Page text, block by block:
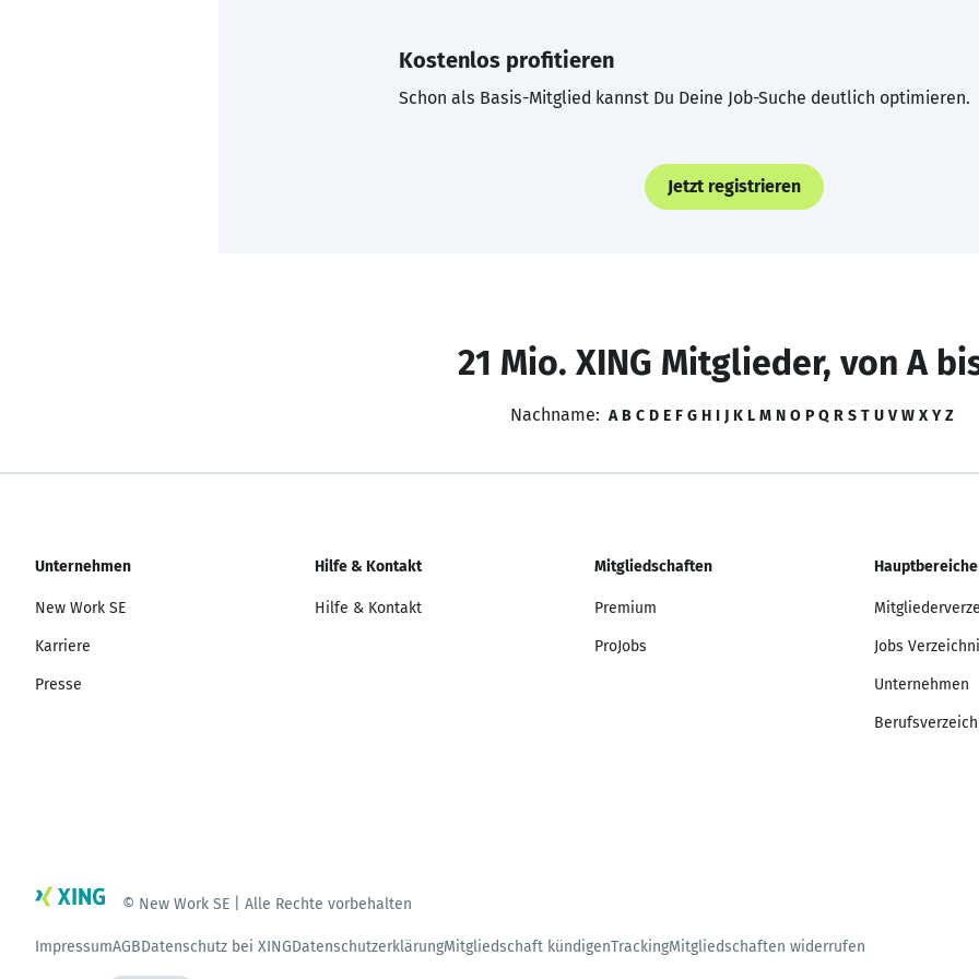
Kostenlos profitieren
Schon als Basis-Mitglied kannst Du Deine Job-Suche deutlich optimieren.
Jetzt registrieren
21 Mio. XING Mitglieder, von A
Nachname: A B C D E F G H I J K L M N O P Q R S T U V W X Y Z
Unternehmen
New Work SE
Karriere
Presse
Hilfe & Kontakt
Hilfe & Kontakt
Mitgliedschaften
Premium
ProJobs
Hauptbereiche
Jobs
Unternehmen
© New Work SE | Alle Rechte vorbehalten
ImpressumAGBDatenschutz bei XINGDatenschutzerklärungMitgliedschaft kündigenTrackingMitgliedschaften widerrufen